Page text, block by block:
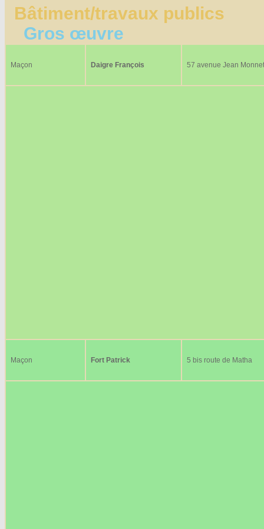
Bâtiment/travaux publics
Gros œuvre
Maçon Daigre François 57 avenue Jean Monnet
Maçon Fort Patrick 5 bis route de Matha